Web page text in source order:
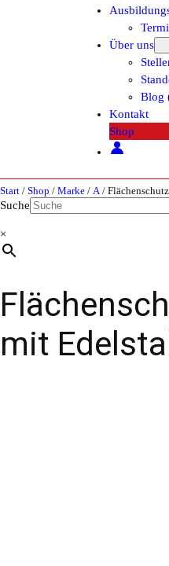
Über uns
Blog
Kontakt
Shop
Start / Shop / Marke / A/
Suche
×
mit